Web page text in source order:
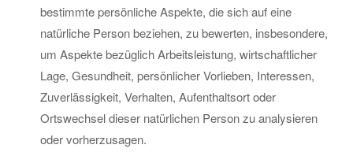
bestimmte persönliche Aspekte, die sich auf eine
natürliche Person beziehen, zu bewerten, insbesondere,
um Aspekte bezüglich Arbeitsleistung, wirtschaftlicher
Lage, Gesundheit, persönlicher Vorlieben, Interessen,
Zuverlässigkeit, Verhalten, Aufenthaltsort oder
Ortswechsel dieser natürlichen Person zu analysieren
oder vorherzusagen.